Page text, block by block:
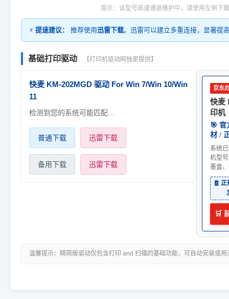
提示：该型号高速通道维护中，请使用左侧下载
⚡ 提速建议： 推荐使用迅雷下载。迅雷可以建立多重连接，显著提
基础打印驱动 【打印机驱动网独家提供】
快麦 KM-202MGD 驱动 For Win 7/Win 10/Win
11
检测到您的系统可能匹配...
普通下载 迅雷下载
备用下载 迅雷下载
京东
快麦
印机
🎯 官
材 /
系统
机型
墨盒
🧾
🛒
温馨提示：精简版驱动仅包含打印 and 扫描的基础功能，可自动安装或